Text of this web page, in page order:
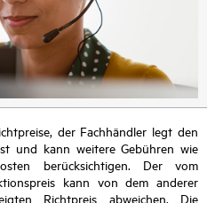
der Fachhändler legt den
und kann weitere Gebühren wie
berücksichtigen. Der vom
kann von dem anderer
Richtpreis abweichen. Die